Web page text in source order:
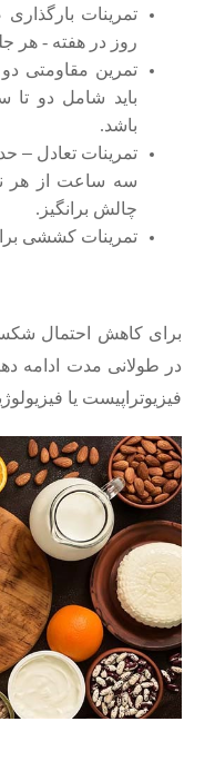
تمرینات
روز در هفته - هر جلسه
تمرین مقاومتی
باید شامل دو
باشد.
تمرینات تعادل–
سه ساعت از هر
چالش برانگیز.
تمرینات کششی
برای کاهش احتمال
در طولانی مدت ادامه
فیزیوتراپیست یا